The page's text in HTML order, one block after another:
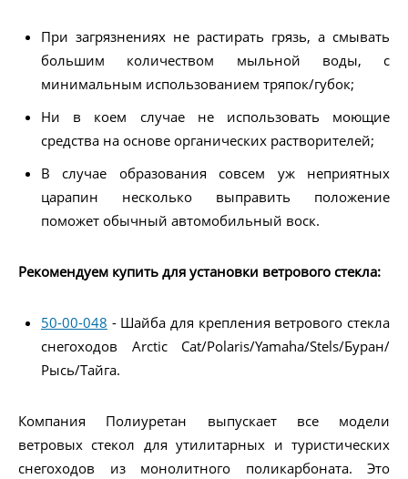
При загрязнениях не растирать грязь, а смывать
большим количеством мыльной воды, с
минимальным использованием тряпок/губок;
Ни в коем случае не использовать моющие
средства на основе органических растворителей;
В случае образования совсем уж неприятных
царапин несколько выправить положение
поможет обычный автомобильный воск.
Рекомендуем купить для установки ветрового стекла:
50-00-048 - Шайба для крепления ветрового стекла
снегоходов Arctic Cat/Polaris/Yamaha/Stels/Буран/
Рысь/Тайга.
Компания Полиуретан выпускает все модели
ветровых стекол для утилитарных и туристических
снегоходов из монолитного поликарбоната. Это